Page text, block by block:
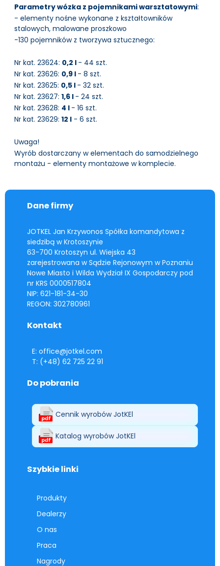
Parametry wózka z pojemnikami warsztatowymi:
- elementy nośne wykonane z kształtowników
stalowych, malowane proszkowo
-130 pojemników z tworzywa sztucznego:
Nr kat. 23624: 0,2 l - 44 szt.
Nr kat. 23626: 0,9 l - 8 szt.
Nr kat. 23625: 0,5 l - 32 szt.
Nr kat. 23627:1,6 l - 24 szt.
Nr kat. 23628: 4 l - 16 szt.
Nr kat. 23629:12 l - 6 szt.
Uwaga!
Wyrób dostarczany w elementach do samodzielnego
montażu - elementy montażowe w komplecie.
Dane firmy
JOTKEL Jan Krzywonos Spółka komandytowa z
siedzibą w Krotoszynie
63-700 Krotoszyn ul. Wiejska 43
zarejestrowana w Sądzie Rejonowym w Poznaniu
Nowe Miasto i Wilda Wydział IX Gospodarczy pod
nr KRS 0000517804
NIP: 621-181-34-30
REGON: 302780961
Kontakt
E: office@jotkel.com
T: (+48) 62 725 22 91
Do pobrania
Cennik wyrobów JotKEl
Katalog wyrobów JotKEl
Szybkie linki
Produkty
Dealerzy
O nas
Praca
Nagrody